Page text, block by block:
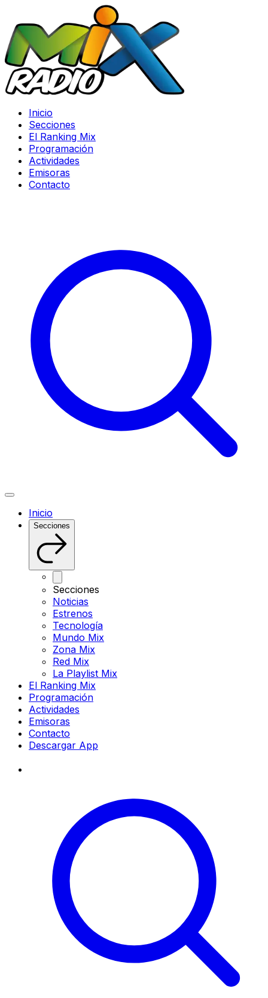
Inicio
Secciones
El Ranking Mix
Programación
Actividades
Emisoras
Contacto
Inicio
Secciones
Secciones
Noticias
Estrenos
Tecnología
Mundo Mix
Zona Mix
Red Mix
La Playlist Mix
El Ranking Mix
Programación
Actividades
Emisoras
Contacto
Descargar App